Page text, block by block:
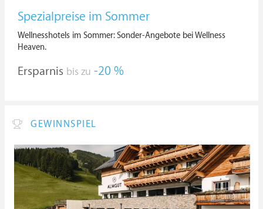
Spezialpreise im Sommer
Wellnesshotels im Sommer: Sonder-Angebote bei Wellness
Heaven.
Ersparnis bis zu -20 %
GEWINNSPIEL